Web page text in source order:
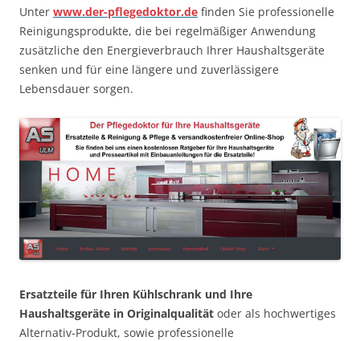
Unter www.der-pflegedoktor.de finden Sie professionelle
Reinigungsprodukte, die bei regelmäßiger Anwendung
zusätzliche den Energieverbrauch Ihrer Haushaltsgeräte
senken und für eine längere und zuverlässigere
Lebensdauer sorgen.
Ersatzteile für Ihren Kühlschrank und Ihre
Haushaltsgeräte in Originalqualität oder als hochwertiges
Alternativ-Produkt, sowie professionelle